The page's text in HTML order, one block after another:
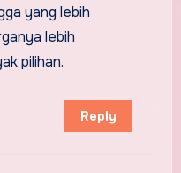
yang lebih
lebih
pilihan.
Reply